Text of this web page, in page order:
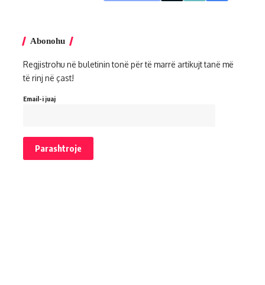
Abonohu
Regjistrohu në buletinin tonë për të marrë artikujt tanë më
të rinj në çast!
Email-i juaj